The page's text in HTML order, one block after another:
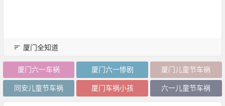
厦门全知道
厦门六一车祸 厦门六一惨剧 厦门儿童节车祸
同安儿童节车祸 厦门车祸小孩 六一儿童节车祸